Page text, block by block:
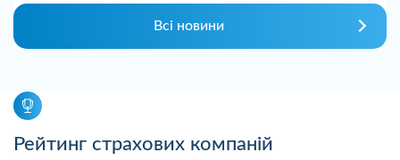
Всі новини
Рейтинг страхових компаній